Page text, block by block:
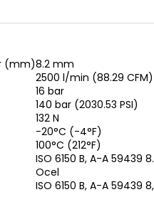
(mm)8.2 mm
2500 l/min (88.29 CFM)
16 bar
140 bar (2030.53 PSI)
132 N
-20°C (-4°F)
100°C (212°F)
ISO 6150 B, A-A 59439
Ocel
ISO 6150 B, A-A 59439